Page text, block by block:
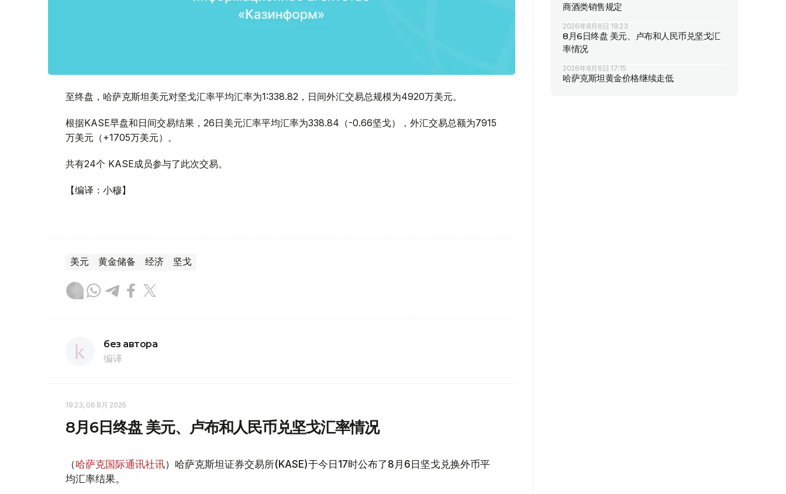
至终盘，哈萨克斯坦美元对坚戈汇率平均汇率为1:338.82，日间外汇交易总规模为4920万美元。
根据KASE早盘和日间交易结果，26日美元汇率平均汇率为338.84（-0.66坚戈），外汇交易总额为7915
万美元（+1705万美元）。
共有24个 KASE成员参与了此次交易。
【编译：小穆】
美元 黄金储备 经济 坚戈
без автора
编译
19:23, 06 8月 2026
8月6日终盘 美元、卢布和人民币兑坚戈汇率情况
（哈萨克国际通讯社讯）哈萨克斯坦证券交易所(KASE)于今日17时公布了8月6日坚戈兑换外币平
均汇率结果。
商酒类销售规定
2026年8月6日 19:23
8月6日终盘 美元、卢布和人民币兑坚戈汇
率情况
2026年8月6日 17:15
哈萨克斯坦黄金价格继续走低